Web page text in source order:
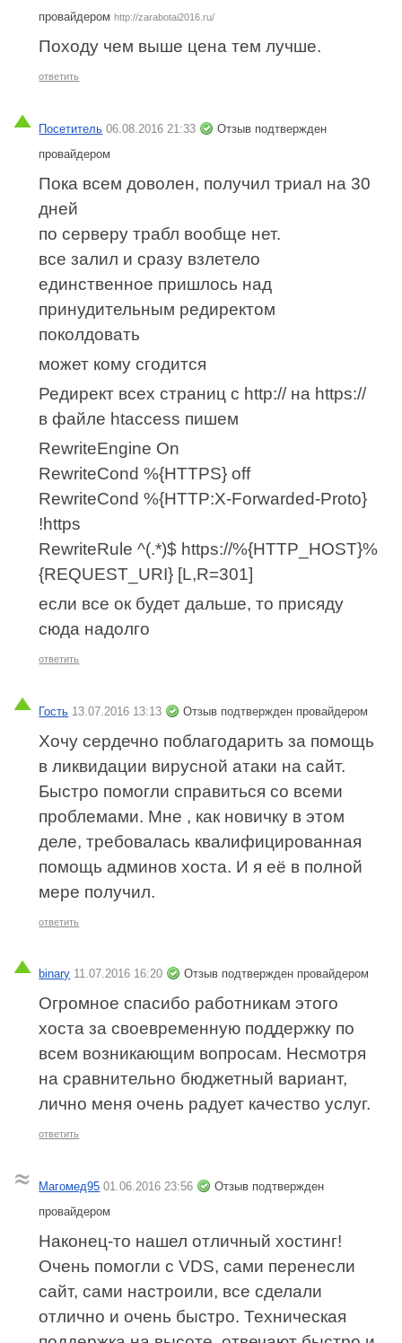
провайдером http://zarabotai2016.ru/
Походу чем выше цена тем лучше.
ответить
Посетитель 06.08.2016 21:33
Отзыв подтвержден
провайдером
Пока всем доволен, получил триал на 30
дней
по серверу трабл вообще нет.
все залил и сразу взлетело
единственное пришлось над
принудительным редиректом
поколдовать
может кому сгодится
Редирект всех страниц с http:// на https://
в файле htaccess пишем
RewriteEngine On
RewriteCond %{HTTPS} off
RewriteCond %{HTTP:X-Forwarded-Proto}
!https
RewriteRule ^(.*)$ https://%{HTTP_HOST}%
{REQUEST_URI} [L,R=301]
если все ок будет дальше, то присяду
сюда надолго
ответить
Гость 13.07.2016 13:13 Отзыв подтвержден провайдером
Хочу сердечно поблагодарить за помощь
в ликвидации вирусной атаки на сайт.
Быстро помогли справиться со всеми
проблемами. Мне , как новичку в этом
деле, требовалась квалифицированная
помощь админов хоста. И я её в полной
мере получил.
ответить
binary 11.07.2016 16:20 Отзыв подтвержден провайдером
Огромное спасибо работникам этого
хоста за своевременную поддержку по
всем возникающим вопросам. Несмотря
на сравнительно бюджетный вариант,
лично меня очень радует качество услуг.
ответить
Магомед95 01.06.2016 23:56
Отзыв подтвержден
провайдером
Наконец-то нашел отличный хостинг!
Очень помогли с VDS, сами перенесли
сайт, сами настроили, все сделали
отлично и очень быстро. Техническая